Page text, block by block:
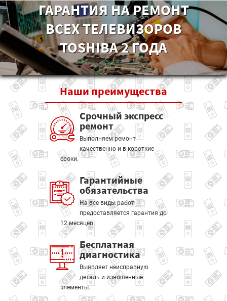
ГАРАНТИЯ НА РЕМОНТ
ВСЕХ ТЕЛЕВИЗОРОВ
TOSHIBA 2 ГОДА
Нашипреимущества
Срочный экспресс
ремонт
Выполняем ремонт
качественно и в короткие
сроки.
Гарантийные
обязательства
На все виды работ
предоставляется гарантия до
12 месяцев.
Бесплатная
диагностика
Выявляет неисправную
деталь и изношенные
элементы.